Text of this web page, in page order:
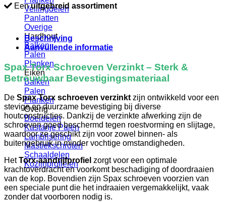
Vellingdelen
Panlatten
Overige
Hardhout
Balken
Palen
Planken
Eiken
Balken
Palen
Planken
Overig
Boeidelen
Kastanje Palen
Lambrisering
Mastiekschroten
Schaaldelen
Kozijnprofielen
Eenuitgebreid assortiment
Beschrijving
Aanvullende informatie
Spax Torx Schroeven Verzinkt – Sterk &
Betrouwbaar Bevestigingsmateriaal
De Spax Torx schroeven verzinkt zijn ontwikkeld voor een
stevige en duurzame bevestiging bij diverse
houtconstructies. Dankzij de verzinkte afwerking zijn de
schroeven goed beschermd tegen roestvorming en slijtage,
waardoor ze geschikt zijn voor zowel binnen- als
buitengebruik in minder vochtige omstandigheden.
HetTorx-aandrijfprofiel zorgt voor een optimale
krachtoverdracht en voorkomt beschadiging of doordraaien
van de kop. Bovendien zijn Spax schroeven voorzien van
een speciale punt die het indraaien vergemakkelijkt, vaak
zonder dat voorboren nodig is.